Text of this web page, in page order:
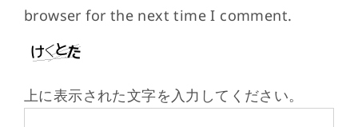
browser for the next time I comment.
上に表示された文字を入力してください。